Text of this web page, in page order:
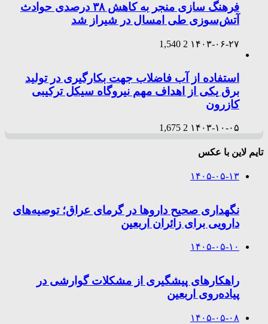
فرهنگ سازی منجر به کاهش ۳۸ درصدی حوادث
آتش‌سوزی طی امسال در شیراز شد
۱۴۰۳-۰۶-۲۷ 2
1,540
استفاده از آب فاضلاب جهت بکارگیری در تولید
برق یکی از اهداف مهم نیروگاه سیکل ترکیبی
کازرون
۱۴۰۳-۱۰-۰۵ 2
1,675
تایم لاین با عکس
۱۴۰۵-۰۵-۱۳
نگهداری صحیح داروها در گرمای عراق؛ توصیه‌های
دارویی برای زائران اربعین
۱۴۰۵-۰۵-۱۰
راهکارهای پیشگیری از مشکلات گوارشی در
پیاده‌روی اربعین
۱۴۰۵-۰۵-۰۸